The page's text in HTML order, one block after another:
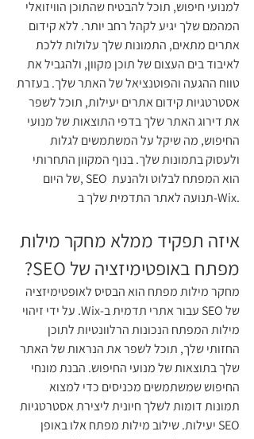
למנועי חיפוש, תוכל להבטיח שהתוכן הוויזואלי
המהמם שלך יגיע לקהל רחב יותר. ללא קידום
אתרים מתאים, התמונות שלך עלולות ללכת
לאיבוד בים העצום של תוכן מקוון, ולהגביל את
טווח ההגעה והפוטנציאל של האתר שלך. בעזרת
אסטרטגיות קידום אתרים יעילות, תוכל לשפר
את דירוג האתר שלך בדפי התוצאות של מנועי
החיפוש, מה שיקל על המשתמשים לגלות
ולעסוק בתמונות שלך. בנוף המקוון התחרותי
של היום, SEO הוא המפתח לבלוט ולהנעת
תנועה לאתר התדמית שלך ב-Wix.
איזה תפקיד ממלא מחקר מילות
מפתח באופטימיזציה של SEO?
מחקר מילות מפתח הוא הבסיס לאופטימיזציה
של SEO עבור אתרי תדמית ב-Wix. על ידי זיהוי
מילות המפתח הנכונות הרלוונטיות לתוכן
החזותי שלך, תוכל לשפר את הנראות של האתר
שלך בתוצאות של מנועי החיפוש. הבנת מונחי
החיפוש שמשתמשים מכניסים כדי למצוא
תמונות דומות לשלך חיונית ליצירת אסטרטגיות
SEO יעילות. שילוב מילות מפתח אלו באופן